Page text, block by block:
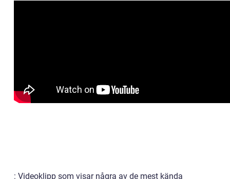
: Videoklipp som visar några av de mest kända